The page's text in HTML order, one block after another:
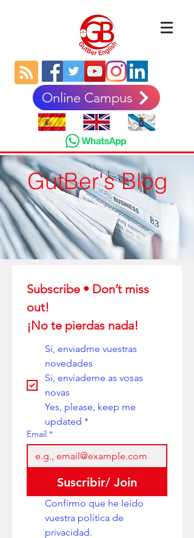
Online Campus
GutBer's Blog
Subscribe • Don’t miss
¡No te pierdas nada!
Sí, enviadme vuestras
novedades
Si, envíademe as vosas
novas
Yes, please, keep me
updated *
Email *
Suscribir/ Join
Confirmo que he leído
vuestra política de